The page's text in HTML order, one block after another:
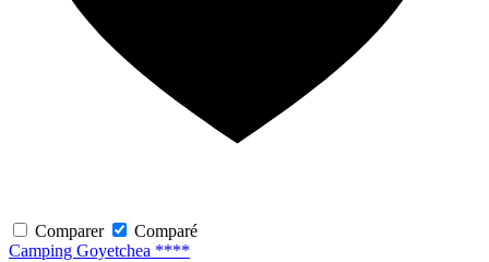
Comparer
Comparé
Camping Goyetchea ****